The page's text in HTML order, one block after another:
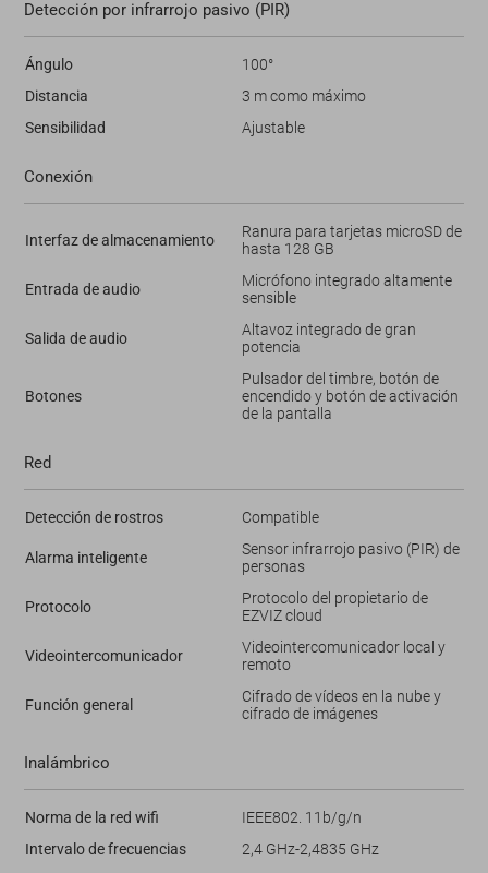
Detección por infrarrojo pasivo (PIR)
Ángulo
100°
Distancia
3 m como máximo
Sensibilidad
Ajustable
Conexión
Interfaz de almacenamiento
Ranura para tarjetas microSD de
hasta 128 GB
Entrada de audio
Micrófono integrado altamente
sensible
Salida de audio
Altavoz integrado de gran
potencia
Botones
Pulsador del timbre, botón de
encendido y botón de activación
de la pantalla
Red
Detección de rostros Compatible
Alarma inteligente
Sensor infrarrojo pasivo (PIR) de
personas
Protocolo
Protocolo del propietario de
EZVIZ cloud
Videointercomunicador
Videointercomunicador local y
remoto
Función general
Cifrado de vídeos en la nube y
cifrado de imágenes
Inalámbrico
Norma de la red wifi
IEEE802. 11b/g/n
Intervalo de frecuencias
2,4 GHz-2,4835 GHz